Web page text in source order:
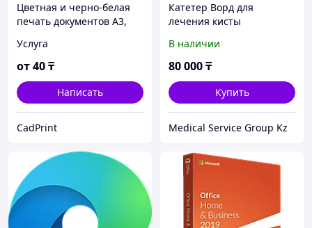
Цветная и черно-белая
печать документов A3,
Услуга
от40₸
Написать
CadPrint
Катетер Ворд для
лечения кисты
Word Bartholin s Catheter
Kit
В наличии
80 000₸
Купить
Medical Service Group Kz